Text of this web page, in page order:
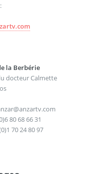
la Berbérie
docteur Calmette
80 68 66 31
70 24 80 97